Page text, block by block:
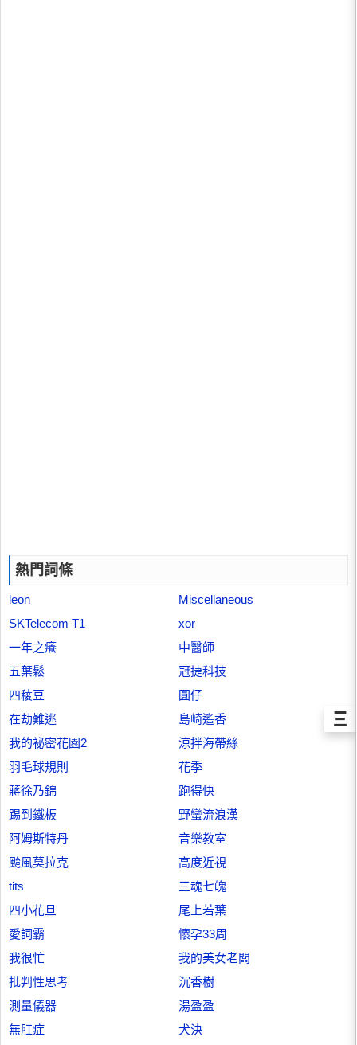
熱門詞條
leon
Miscellaneous
SKTelecom T1
xor
一年之癢
中醫師
五葉鬆
冠捷科技
四稜豆
圓仔
在劫難逃
島崎遙香
我的祕密花園2
涼拌海帶絲
羽毛球規則
花季
蔣徐乃錦
跑得快
踢到鐵板
野蠻流浪漢
阿姆斯特丹
音樂教室
颱風莫拉克
高度近視
tits
三魂七魄
四小花旦
尾上若葉
愛詞霸
懷孕33周
我很忙
我的美女老闆
批判性思考
沉香樹
測量儀器
湯盈盈
無肛症
犬決
Ξ